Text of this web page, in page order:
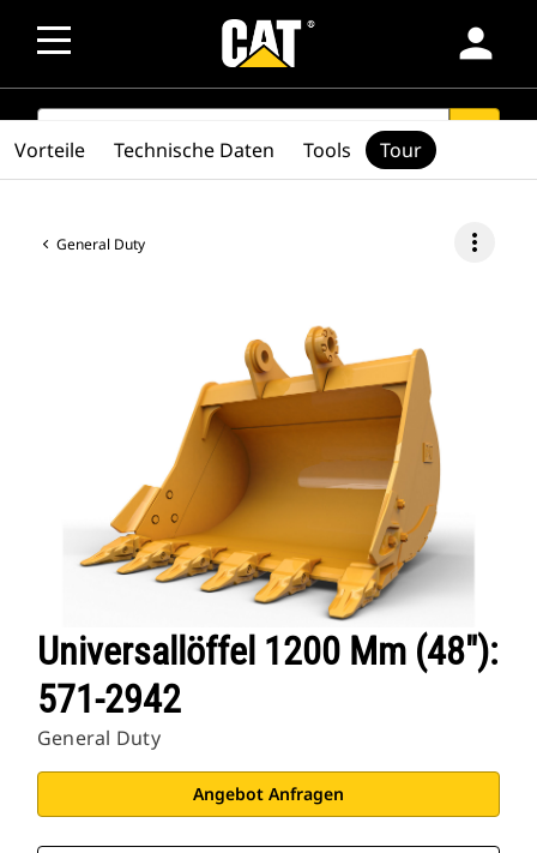
person
SEARCH
General Duty more_vert
Universallöffel 1200 Mm (48″):
571-2942
General Duty
Angebot Anfragen
Vorteile Technische Daten Tools Tour